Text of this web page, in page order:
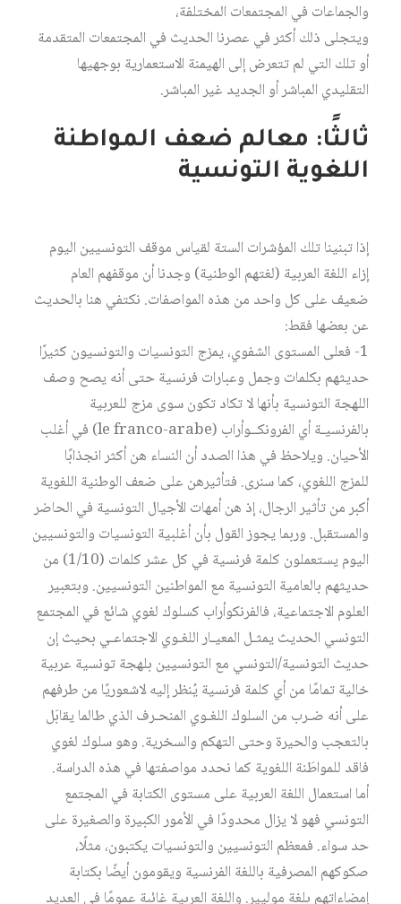
والجماعات في المجتمعات المختلفة،
ويتجلى ذلك أكثر في عصرنا الحديث في المجتمعات المتقدمة
أو تلك التي لم تتعرض إلى الهيمنة الاستعمارية بوجهيها
التقليدي المباشر أو الجديد غير المباشر.
ثالثًا: معالم ضعف المواطنة
اللغوية التونسية
إذا تبنينا تلك المؤشرات الستة لقياس موقف التونسيين اليوم
إزاء اللغة العربية (لغتهم الوطنية) وجدنا أن موقفهم العام
ضعيف على كل واحد من هذه المواصفات. نكتفي هنا بالحديث
عن بعضها فقط:
1- فعلى المستوى الشفوي، يمزج التونسيات والتونسيون كثيرًا
حديثهم بكلمات وجمل وعبارات فرنسية حتى أنه يصح وصف
اللهجة التونسية بأنها لا تكاد تكون سوى مزج للعربية
بالفرنسيـة أي الفرونكــوأراب (le franco-arabe) في أغلب
الأحيان. ويلاحظ في هذا الصدد أن النساء هن أكثر انجذابًا
للمزج اللغوي، كما سنرى. فتأثيرهن على ضعف الوطنية اللغوية
أكبر من تأثير الرجال، إذ هن أمهات الأجيال التونسية في الحاضر
والمستقبل. وربما يجوز القول بأن أغلبية التونسيات والتونسيين
اليوم يستعملون كلمة فرنسية في كل عشر كلمات (1/10) من
حديثهم بالعامية التونسية مع المواطنين التونسيين. وبتعبير
العلوم الاجتماعية، فالفرنكوأراب كسلوك لغوي شائع في المجتمع
التونسي الحديث يمثـل المعيـار اللغـوي الاجتماعـي بحيث إن
حديث التونسية/التونسي مع التونسيين بلهجة تونسية عربية
خالية تمامًا من أي كلمة فرنسية يُنظر إليه لاشعوريًا من طرفهم
على أنه ضـرب من السلوك اللغـوي المنحـرف الذي طالما يقابَل
بالتعجب والحيرة وحتى التهكم والسخرية. وهو سلوك لغوي
فاقد للمواطَنة اللغوية كما نحدد مواصفتها في هذه الدراسة.
أما استعمال اللغة العربية على مستوى الكتابة في المجتمع
التونسي فهو لا يزال محدودًا في الأمور الكبيرة والصغيرة على
حد سواء. فمعظم التونسيين والتونسيات يكتبون، مثلًا،
صكوكهم المصرفية باللغة الفرنسية ويقومون أيضًا بكتابة